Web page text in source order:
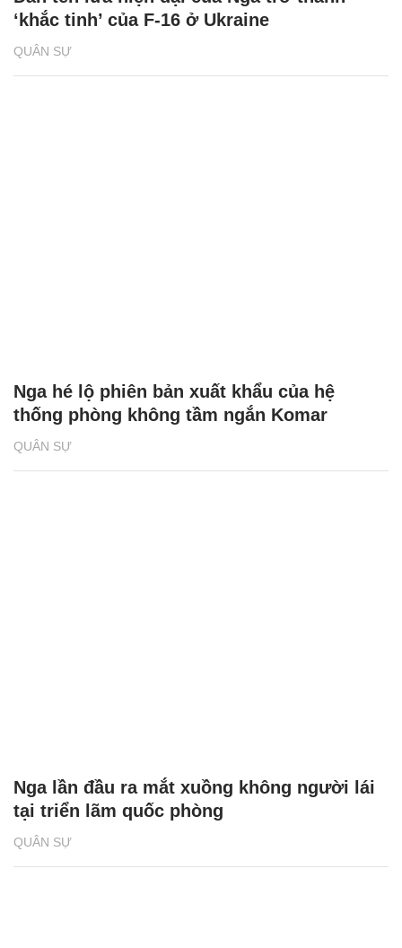
QUÂN SỰ
‘khắc tinh’ của F-16 ở Ukraine
QUÂN SỰ
Nga hé lộ phiên bản xuất khẩu của hệ
thống phòng không tầm ngắn Komar
QUÂN SỰ
Nga lần đầu ra mắt xuồng không người lái
tại triển lãm quốc phòng